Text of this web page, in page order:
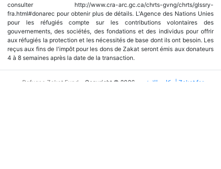
consulter http://www.cra-arc.gc.ca/chrts-gvng/chrts/glssry-
fra.html#donarec pour obtenir plus de détails. L'Agence des Nations Unies
pour les réfugiés compte sur les contributions volontaires des
gouvernements, des sociétés, des fondations et des individus pour offrir
aux réfugiés la protection et les nécessités de base dont ils ont besoin. Les
reçus aux fins de l'impôt pour les dons de Zakat seront émis aux donateurs
4 à 8 semaines après la date de la transaction.
Refugee Zakat Fund Copyright © 2026 -
زكاتي للاجئين | Zakat for